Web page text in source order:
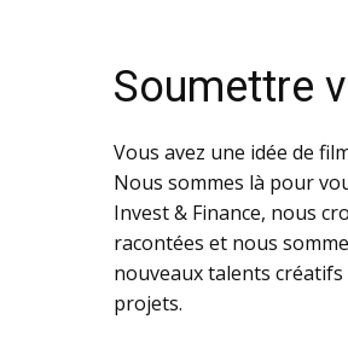
Soumettre
Vous avez une idée de
Nous sommes là pour
Invest & Finance, nous
racontées et nous
nouveaux talents
projets.